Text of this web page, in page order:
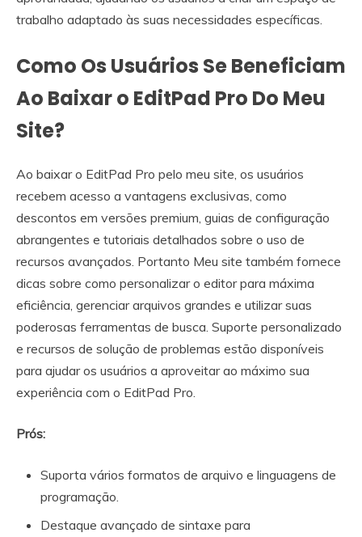
trabalho adaptado às suas necessidades específicas.
Como Os Usuários Se Beneficiam
Ao Baixar o EditPad Pro Do Meu
Site?
Ao baixar o EditPad Pro pelo meu site, os usuários
recebem acesso a vantagens exclusivas, como
descontos em versões premium, guias de configuração
abrangentes e tutoriais detalhados sobre o uso de
recursos avançados. Portanto Meu site também fornece
dicas sobre como personalizar o editor para máxima
eficiência, gerenciar arquivos grandes e utilizar suas
poderosas ferramentas de busca. Suporte personalizado
e recursos de solução de problemas estão disponíveis
para ajudar os usuários a aproveitar ao máximo sua
experiência com o EditPad Pro.
Prós:
Suporta vários formatos de arquivo e linguagens de
programação.
Destaque avançado de sintaxe para